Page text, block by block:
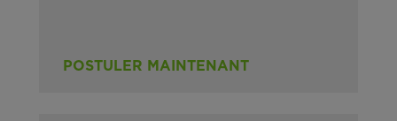
POSTULER MAINTENANT